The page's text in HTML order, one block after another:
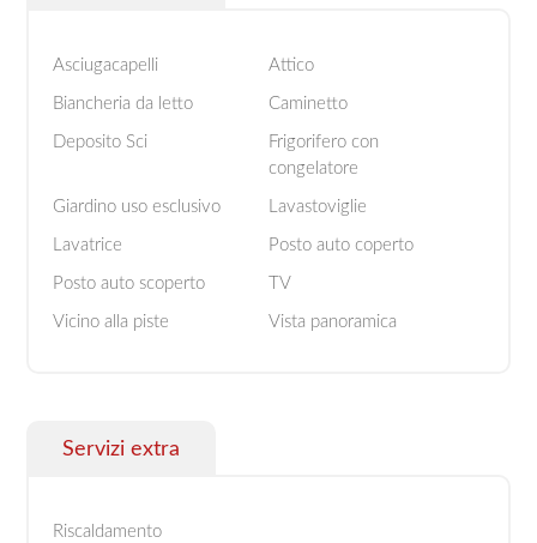
Asciugacapelli Attico
Biancheria da letto Caminetto
Deposito Sci
Frigorifero con
congelatore
Giardino uso esclusivo Lavastoviglie
Lavatrice Posto auto coperto
Posto auto scoperto TV
Vicino alla piste Vista panoramica
Servizi extra
Riscaldamento